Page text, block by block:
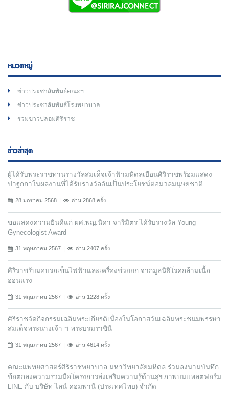
หมวดหมู่
ข่าวประชาสัมพันธ์คณะฯ
ข่าวประชาสัมพันธ์โรงพยาบาล
รวมข่าวปลอมศิริราช
ข่าวล่าสุด
ผู้ได้รับพระราชทานรางวัลสมเด็จเจ้าฟ้ามหิดลเยือนศิริราชพร้อมแสดง
ปาฐกถาในผลงานที่ได้รับรางวัลอันเป็นประโยชน์ต่อมวลมนุษยชาติ
28 มกราคม 2568 อ่าน 2868 ครั้ง
ขอแสดงความยินดีแก่ ผศ.พญ.นิดา จารีมิตร ได้รับรางวัล Young
Gynecologist Award
31 พฤษภาคม 2567 อ่าน 2407 ครั้ง
ศิริราชรับมอบรถเข็นไฟฟ้าและเครื่องช่วยยก จากมูลนิธิโรคกล้ามเนื้อ
อ่อนแรง
31 พฤษภาคม 2567 อ่าน 1228 ครั้ง
ศิริราชจัดกิจกรรมเฉลิมพระเกียรติเนื่องในโอกาสวันเฉลิมพระชนมพรรษา
สมเด็จพระนางเจ้า ฯ พระบรมราชินี
31 พฤษภาคม 2567 อ่าน 4614 ครั้ง
คณะแพทยศาสตร์ศิริราชพยาบาล มหาวิทยาลัยมหิดล ร่วมลงนามบันทึก
ข้อตกลงความร่วมมือโครงการส่งเสริมความรู้ด้านสุขภาพบนแพลตฟอร์ม
LINE กับ บริษัท ไลน์ คอมพานี (ประเทศไทย) จํากัด